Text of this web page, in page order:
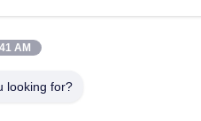
AM
looking for?